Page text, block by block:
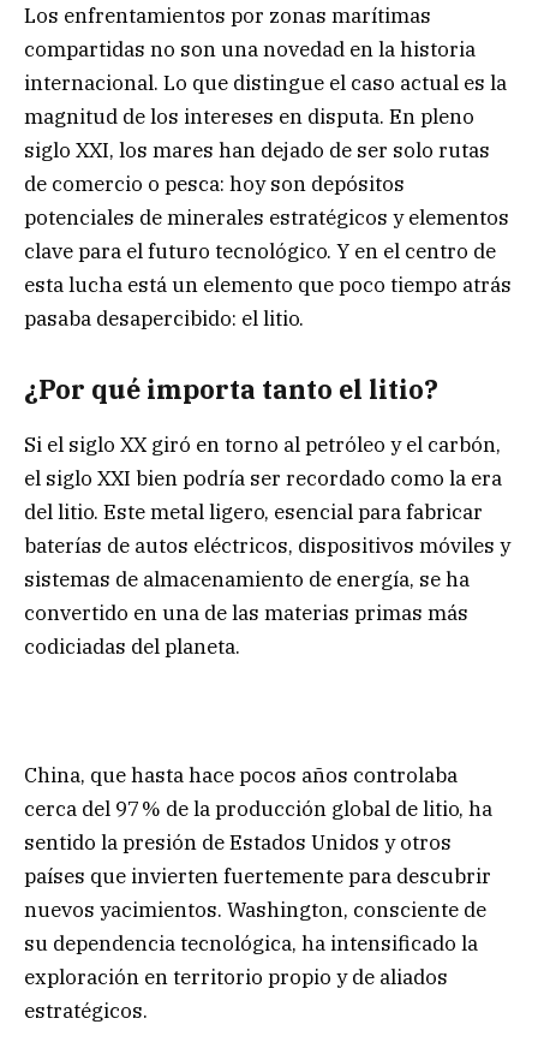
Los enfrentamientos por zonas marítimas
compartidas no son una novedad en la historia
internacional. Lo que distingue el caso actual es la
magnitud de los intereses en disputa. En pleno
siglo XXI, los mares han dejado de ser solo rutas
de comercio o pesca: hoy son depósitos
potenciales de minerales estratégicos y elementos
clave para el futuro tecnológico. Y en el centro de
esta lucha está un elemento que poco tiempo atrás
pasaba desapercibido: el litio.
¿Por qué importa tanto el litio?
Si el siglo XX giró en torno al petróleo y el carbón,
el siglo XXI bien podría ser recordado como la era
del litio. Este metal ligero, esencial para fabricar
baterías de autos eléctricos, dispositivos móviles y
sistemas de almacenamiento de energía, se ha
convertido en una de las materias primas más
codiciadas del planeta.
China, que hasta hace pocos años controlaba
cerca del 97 % de la producción global de litio, ha
sentido la presión de Estados Unidos y otros
países que invierten fuertemente para descubrir
nuevos yacimientos. Washington, consciente de
su dependencia tecnológica, ha intensificado la
exploración en territorio propio y de aliados
estratégicos.